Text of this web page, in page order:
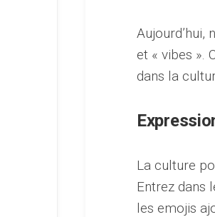
Aujourd’hui,
et « vibes ».
dans la
La culture
Entrez dans
les emojis